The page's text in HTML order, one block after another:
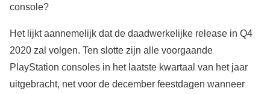
console?
Het lijkt aannemelijk dat de daadwerkelijke release in Q4
2020 zal volgen. Ten slotte zijn alle voorgaande
PlayStation consoles in het laatste kwartaal van het jaar
uitgebracht, net voor de december feestdagen wanneer